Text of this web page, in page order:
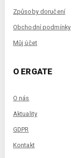
Způsoby doručení
Obchodní podmínky
Můj účet
O ERGATE
O nás
Aktuality
GDPR
Kontakt